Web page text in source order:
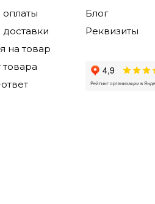
оплаты
доставки
на товар
товара
Блог
Реквизиты